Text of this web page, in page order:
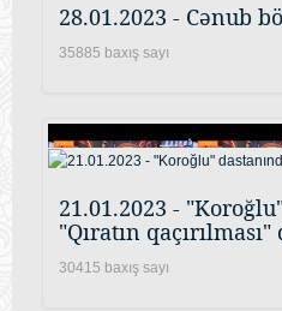
28.01.2023 - Cənub
35885 baxış sayı
21.01.2023 -
"Qıratın qaçırılması"
30415 baxış sayı